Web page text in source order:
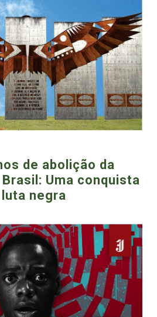
de abolição da
Uma conquista
negra